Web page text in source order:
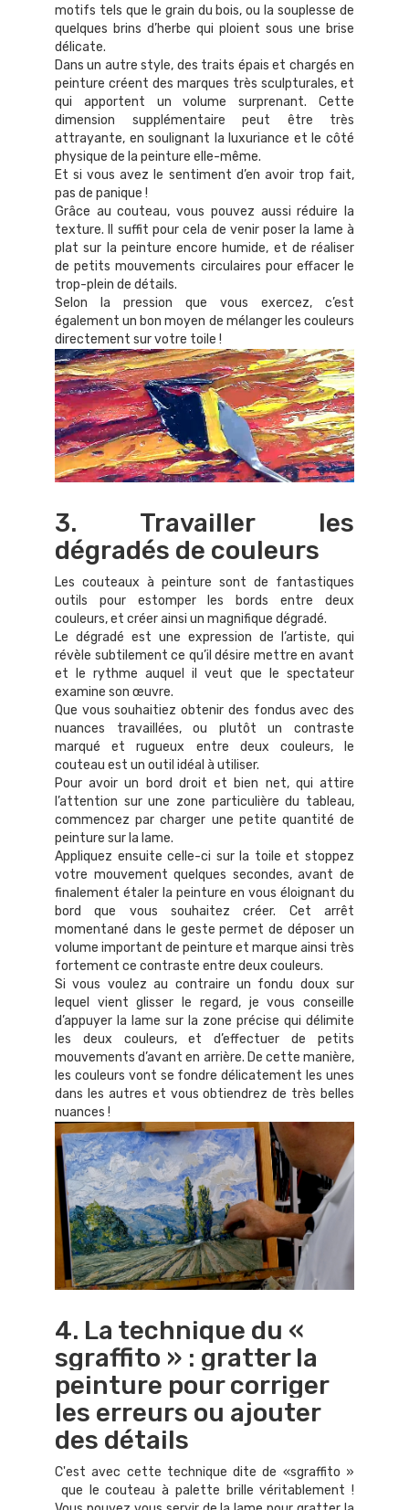
motifs tels que le grain du bois, ou la souplesse de
quelques brins d’herbe qui ploient sous une brise
délicate.
Dans un autre style, des traits épais et chargés en
peinture créent des marques très sculpturales, et
qui apportent un volume surprenant. Cette
dimension supplémentaire peut être très
attrayante, en soulignant la luxuriance et le côté
physique de la peinture elle-même.
Et si vous avez le sentiment d’en avoir trop fait,
pas de panique !
Grâce au couteau, vous pouvez aussi réduire la
texture. Il suffit pour cela de venir poser la lame à
plat sur la peinture encore humide, et de réaliser
de petits mouvements circulaires pour effacer le
trop-plein de détails.
Selon la pression que vous exercez, c’est
également un bon moyen de mélanger les couleurs
directement sur votre toile !
3. Travailler les
dégradés de couleurs
Les couteaux à peinture sont de fantastiques
outils pour estomper les bords entre deux
couleurs, et créer ainsi un magnifique dégradé.
Le dégradé est une expression de l’artiste, qui
révèle subtilement ce qu’il désire mettre en avant
et le rythme auquel il veut que le spectateur
examine son œuvre.
Que vous souhaitiez obtenir des fondus avec des
nuances travaillées, ou plutôt un contraste
marqué et rugueux entre deux couleurs, le
couteau est un outil idéal à utiliser.
Pour avoir un bord droit et bien net, qui attire
l’attention sur une zone particulière du tableau,
commencez par charger une petite quantité de
peinture sur la lame.
Appliquez ensuite celle-ci sur la toile et stoppez
votre mouvement quelques secondes, avant de
finalement étaler la peinture en vous éloignant du
bord que vous souhaitez créer. Cet arrêt
momentané dans le geste permet de déposer un
volume important de peinture et marque ainsi très
fortement ce contraste entre deux couleurs.
Si vous voulez au contraire un fondu doux sur
lequel vient glisser le regard, je vous conseille
d’appuyer la lame sur la zone précise qui délimite
les deux couleurs, et d’effectuer de petits
mouvements d’avant en arrière. De cette manière,
les couleurs vont se fondre délicatement les unes
dans les autres et vous obtiendrez de très belles
nuances !
4. La technique du «
sgraffito » : gratter la
peinture pour corriger
les erreurs ou ajouter
des détails
C'est avec cette technique dite de «sgraffito »
que le couteau à palette brille véritablement !